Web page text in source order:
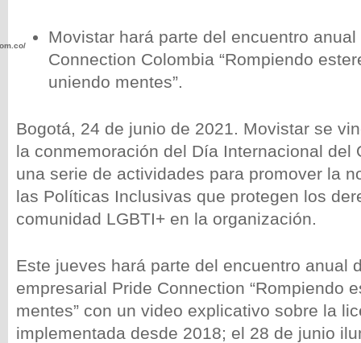
Movistar hará parte del encuentro
Connection Colombia “Rompiendo
uniendo mentes”.
Bogotá, 24 de junio de 2021. Movistar se
la conmemoración del Día Internacional del
una serie de actividades para promover la
las Políticas Inclusivas que protegen los
comunidad LGBTI+ en la organización.
Este jueves hará parte del encuentro anual
empresarial Pride Connection “Rompiendo
mentes” con un video explicativo sobre la
implementada desde 2018; el 28 de junio
wp-
wp-